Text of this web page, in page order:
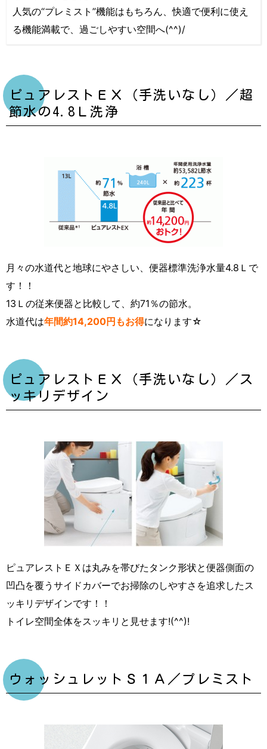
人気の“プレミスト”機能はもちろん、快適で便利に使え
る機能満載で、過ごしやすい空間へ(^^)/
ピュアレストＥＸ（手洗いなし）／超
節水の4.8Ｌ洗浄
月々の水道代と地球にやさしい、便器標準洗浄水量4.8Ｌで
す！！
13Ｌの従来便器と比較して、約71％の節水。
水道代は年間約14,200円もお得になります☆
ピュアレストＥＸ（手洗いなし）／ス
ッキリデザイン
ピュアレストＥＸは丸みを帯びたタンク形状と便器側面の
凹凸を覆うサイドカバーでお掃除のしやすさを追求したス
ッキリデザインです！！
トイレ空間全体をスッキリと見せます!(^^)!
ウォッシュレットＳ１Ａ／プレミスト